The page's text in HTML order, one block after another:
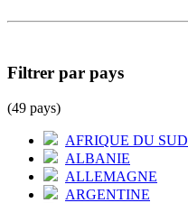
Filtrer par pays
(49 pays)
AFRIQUE DU SUD
ALBANIE
ALLEMAGNE
ARGENTINE